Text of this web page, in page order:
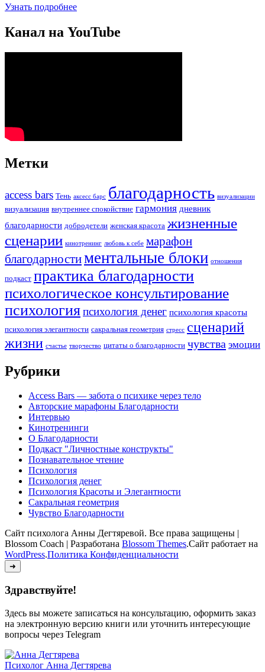
Узнать подробнее
Канал на YouTube
Метки
access bars Тень аксесс барс благодарность визуализации
визуализация внутреннее спокойствие гармония дневник
благодарности добродетели женская красота жизненные
сценарии кинотренинг любовь к себе марафон
благодарностиментальные блоки отношения
подкаст практика благодарности
психологическое консультирование
психологияпсихология денег психология красоты
психология элегантности сакральная геометрия стресс сценарий
жизни счастье творчество цитаты о благодарности чувства эмоции
Рубрики
Access Bars — забота о психике через тело
Авторские марафоны Благодарности
Интервью
Кинотренинги
О Благодарности
Подкаст "Личностные конструкты"
Познавательное чтение
Психология
Психология денег
Психология Красоты и Элегантности
Сакральная геометрия
Чувство Благодарности
Сайт психолога Анны Дегтяревой. Все права защищены |
Blossom Coach | Разработана Blossom Themes.Сайт работает на
WordPress.Политика Конфиденциальности
➜
Здравствуйте!
Здесь вы можете записаться на консультацию, оформить заказ
на электронную версию книги или уточнить интересующие
вопросы через Telegram
Психолог Анна Дегтярева